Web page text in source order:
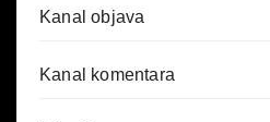
Kanal objava
Kanal komentara